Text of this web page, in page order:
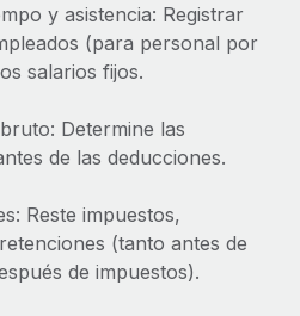
de IA con Remote
con herramientas empresariales
estratégicos
RR. HH. globales en tu
y automatización con IA.
y talento
y asistencia: Registrar
(para personal por
salarios fijos.
Determine las
de las deducciones.
Reste impuestos,
(tanto antes de
de impuestos).